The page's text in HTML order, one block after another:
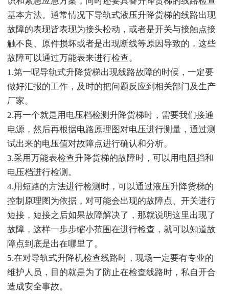
基本方法。通常情况下导轨式液压升降货梯的线路出现
故障的表现皆表现为接头松动，或者是开关与接触点接
触不良、原件损坏或者是出现断线等原因导致的，这些
故障可以通过万能表来进行检查。
1.第一呢导轨式升降货梯出现线路故障的时候，一定要
做好汇报的工作，及时的把问题反应到相关部门及生产
厂家。
2.再一个就是用电压档检测升降货梯时，需要我们接通
电源，然后再根据电路原理图对电压进行测量，通过测
试出来的电压值对故障点进行确认和分析。
3.采用万能表检查升降货梯的故障时，可以用电阻挡和
电压档进行检测。
4.用短路的方法进行检测时，可以通过液压升降货梯的
控制原理图为依据，对可能会出现的故障点、开关进行
短接，短接之后如果故障解决了，那就说明这里出现了
故障，这样一步步缩小范围在进行检查，就可以知道故
障点到底是出在哪里了。
5.在对导轨式升降机检查线路时，现场一定要有专业的
维护人员，目的就是为了防止在检查线路时，私自开合
造成安全事故。